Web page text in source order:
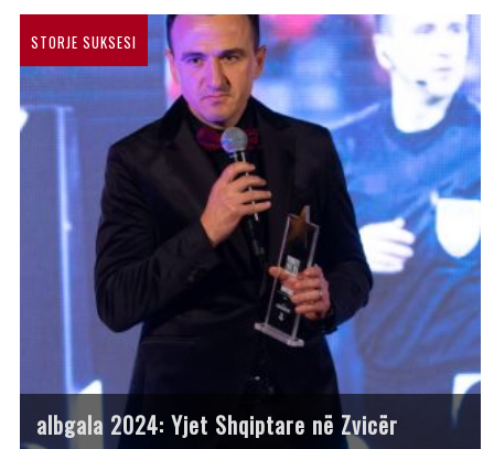
STORJE SUKSESI
albgala 2024: Yjet Shqiptare në Zvicër